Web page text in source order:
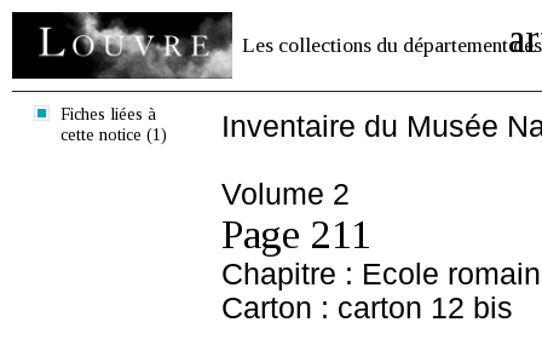
Les collections du département des
Fiches liées à
cette notice (1)
Inventaire du Musée
Volume 2
Page 211
Chapitre : Ecole
Carton : carton 12 bis